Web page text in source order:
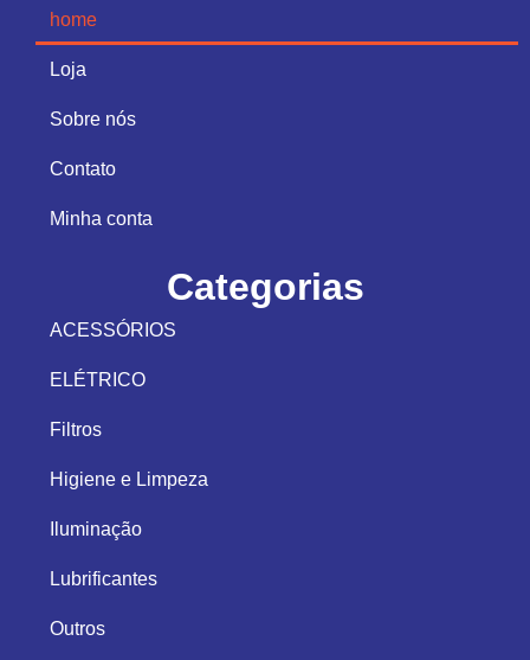
home
Loja
Sobre nós
Contato
Minha conta
Categorias
ACESSÓRIOS
ELÉTRICO
Filtros
Higiene e Limpeza
Iluminação
Lubrificantes
Outros